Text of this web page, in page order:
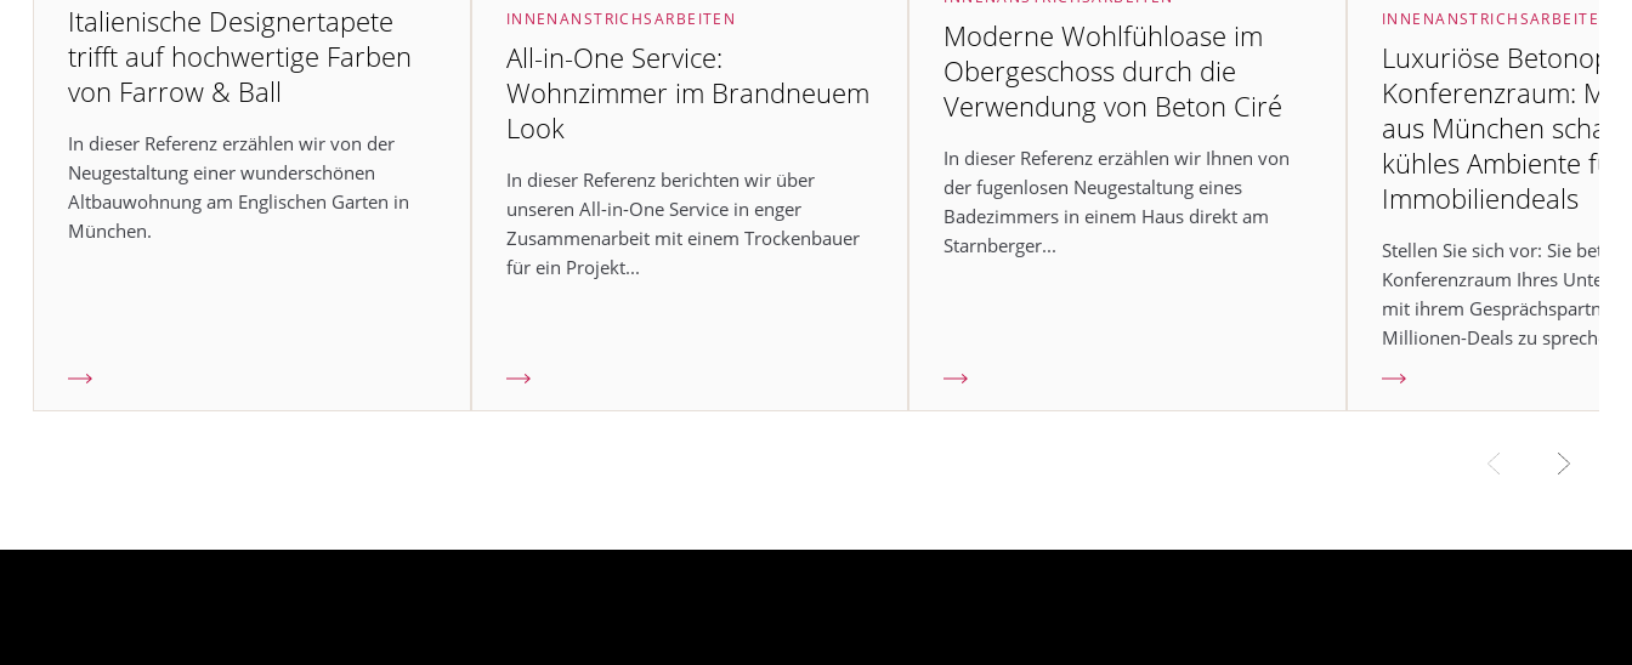
Italienische Designertapete
trifft auf hochwertige Farben
von Farrow & Ball
In dieser Referenz erzählen wir von der
Neugestaltung einer wunderschönen
Altbauwohnung am Englischen Garten in
München.
INNENANSTRICHSARBEITEN
All-in-One Service:
Wohnzimmer im Brandneuem
Look
In dieser Referenz berichten wir über
unseren All-in-One Service in enger
Zusammenarbeit mit einem Trockenbauer
für ein Projekt...
Moderne Wohlfühloase im
Obergeschoss durch die
Verwendung von Beton Ciré
In dieser Referenz erzählen wir Ihnen von
der fugenlosen Neugestaltung eines
Badezimmers in einem Haus direkt am
Starnberger...
INNENANSTRICHSARBEITEN
Luxuriöse
Konferenzraum:
aus München
kühles Ambiente für
Immobiliendeals
Stellen Sie sich vor: Sie
Konferenzraum Ihres
mit ihrem Gesprächspartner
Millionen-Deals zu